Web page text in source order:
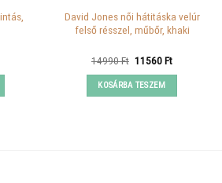
David Jones női hátitáska velúr
felső résszel, műbőr, khaki
14990Ft Original
was:
14990 Ft.
11560FtCurrent
KOSÁRBA TESZEM